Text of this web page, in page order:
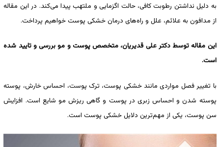
به دلیل نداشتن رطوبت کافی، حالت اگزمایی و ملتهب پیدا می‌کند. در این مقاله
از مدافون به علائم، علل و راه‌های درمان خشکی پوست خواهیم پرداخت.
این مقاله توسط دکتر علی قدیریان، متخصص پوست و مو بررسی و تایید شده
است.
با تغییر فصل مواردی مانند خشکی پوست، ترک پوست، احساس خارش، پوسته
پوسته شدن و احساس زبری در پوست و گاهی ریزش مو شایع است. افزایش
سن پوست، یکی از ‌‌مهم‌ترین دلایل خشکی پوست است.